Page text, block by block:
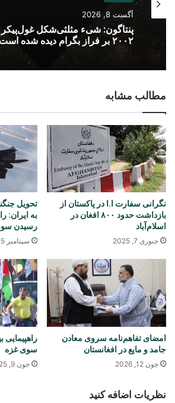
آگست 8, 2026
پنتاگون: شیء مثلثی‌شکل
۲۰۰۲ بر فراز بگرام دیده شده است
مطالب مشابه
نگرانی سفارت ا.ا در پاکستان از
بازداشت حدود ۸۰۰ افغان در
اسلام‌آباد
جنوری 7, 2025
به ایران:
رسیدن سوخو-۳۵‌های
سپتامبر 25, 2025
امضای تفاهم‌نامه سروی معادن
جامد و مایع در افغانستان
جون 12, 2026
سوی غزه
جون 9, 2025
نظریات اضافه کنید